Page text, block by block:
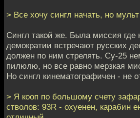
> Все хочу сингл начать, но
Сингл такой же. Была миссия где
демократии встречают русских
должен по ним стрелять. Су-25
пилюлю, но все равно мерзкая
Но сингл кинематографичен - не
> Я кооп по большому счету
стволов: 93R - охуенен, карабин